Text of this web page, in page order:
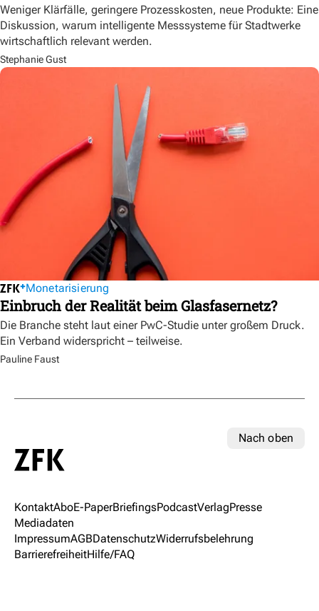
Weniger Klärfälle, geringere Prozesskosten, neue Produkte: Eine
Diskussion, warum intelligente Messsysteme für Stadtwerke
wirtschaftlich relevant werden.
Stephanie Gust
Monetarisierung
Einbruch der Realität beim Glasfasernetz?
Die Branche steht laut einer PwC-Studie unter großem Druck.
Ein Verband widerspricht – teilweise.
Pauline Faust
Nach oben
KontaktAboE-PaperBriefingsPodcastVerlagPresse
Mediadaten
ImpressumAGBDatenschutzWiderrufsbelehrung
BarrierefreiheitHilfe/FAQ